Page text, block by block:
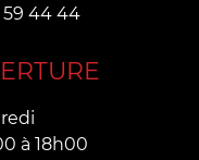
59 44 44
à 18h00